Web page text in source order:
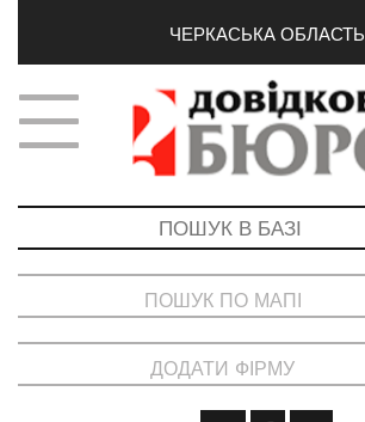
ЧЕРКАСЬКА ОБЛАСТЬ
ПОШУК ПО МАПІ
ДОДАТИ ФІРМУ